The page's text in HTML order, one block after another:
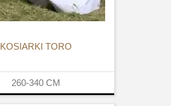
KOSIARKI TORO
260-340 CM